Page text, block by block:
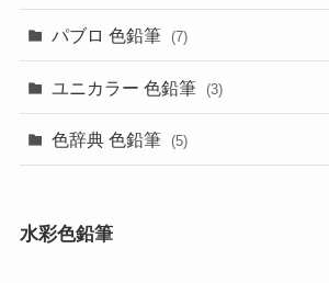
パブロ 色鉛筆 (7)
ユニカラー 色鉛筆 (3)
色辞典 色鉛筆 (5)
水彩色鉛筆